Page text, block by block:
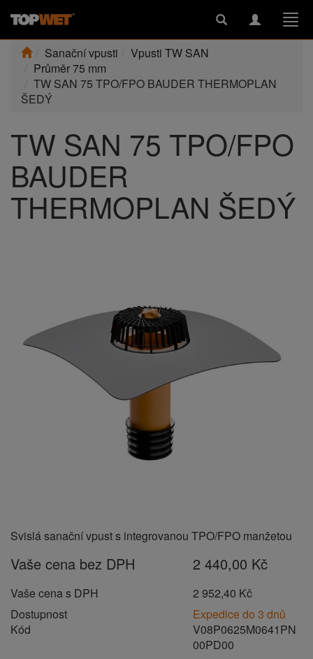
Toggle
Toggle
Sanační vpusti
Vpusti TW SAN
Průměr 75 mm
TW SAN 75 TPO/FPO BAUDER THERMOPLAN
ŠEDÝ
TW SAN 75 TPO/FPO
BAUDER
THERMOPLAN ŠEDÝ
Svislá sanační vpust s integrovanou TPO/FPO manžetou
Vaše cena bez DPH 2 440,00 Kč
Vaše cena s DPH
2 952,40 Kč
Dostupnost
Expedice do 3 dnů
Kód
V08P0625M0641PN
00PD00